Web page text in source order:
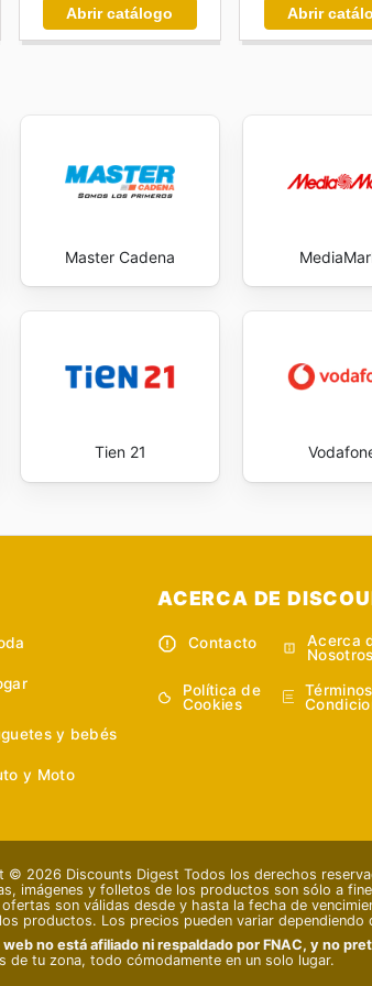
Abrir catálogo Abrir
Master Cadena
Tien 21
y bebés
y Moto
ACERCA DE
Contacto
Acerca
Nosotros
Política de
Cookies
© 2026 Discounts Digest Todos los derechos
imágenes y folletos de los productos son sólo a
son válidas desde y hasta la fecha de
productos. Los precios pueden variar dependiendo
no está afiliado ni respaldado por FNAC, y no
de tu zona, todo cómodamente en un solo lugar.